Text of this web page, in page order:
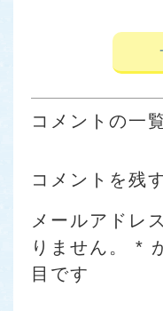
コメントの一
コメントを残
メールアドレ
りません。
*
目です